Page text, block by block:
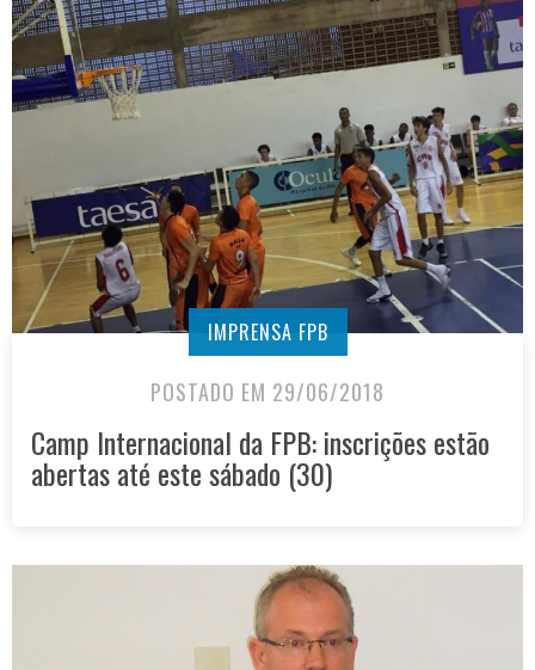
IMPRENSA FPB
POSTADO EM 29/06/2018
Camp Internacional da FPB: inscrições estão
abertas até este sábado (30)